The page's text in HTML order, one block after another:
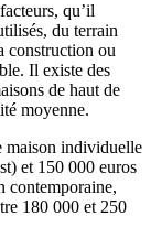
qu’il
du terrain
construction ou
Il existe des
de haut de
moyenne.
maison individuelle
et 150 000 euros
contemporaine,
180 000 et 250